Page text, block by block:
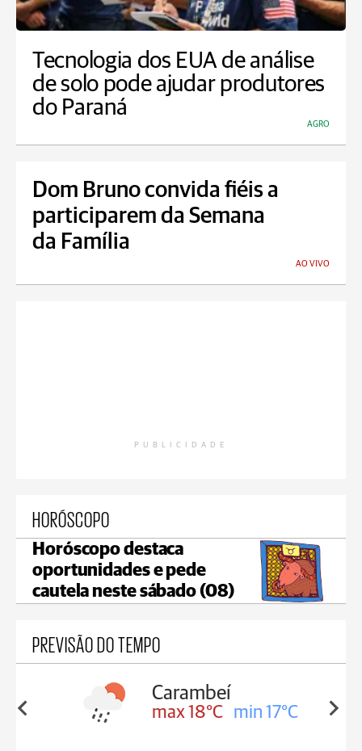
Tecnologia dos EUA de análise
de solo pode ajudar produtores
do Paraná
AGRO
Dom Bruno convida fiéis a
participarem da Semana
da Família
AO VIVO
PUBLICIDADE
HORÓSCOPO
Horóscopo destaca
oportunidades e pede
cautela neste sábado (08)
PREVISÃO DO TEMPO
18°C
Carambeí
max 18°C min 17°C